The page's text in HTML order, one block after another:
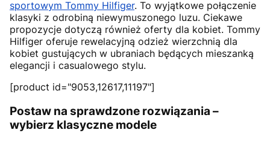
sportowym Tommy Hilfiger. To wyjątkowe połączenie
klasyki z odrobiną niewymuszonego luzu. Ciekawe
propozycje dotyczą również oferty dla kobiet. Tommy
Hilfiger oferuje rewelacyjną odzież wierzchnią dla
kobiet gustujących w ubraniach będących mieszanką
elegancji i casualowego stylu.
[product id="9053,12617,11197"]
Postaw na sprawdzone rozwiązania –
wybierz klasyczne modele